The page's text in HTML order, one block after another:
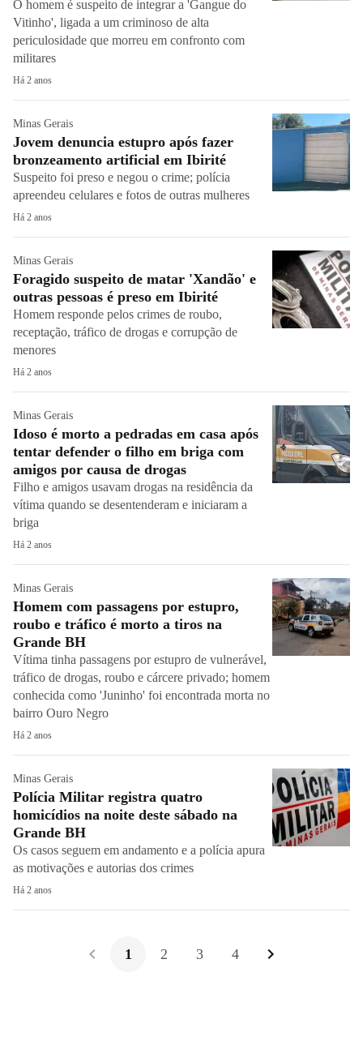
O homem é suspeito de integrar a 'Gangue do
Vitinho', ligada a um criminoso de alta
periculosidade que morreu em confronto com
militares
Há 2 anos
Minas Gerais
Jovem denuncia estupro após fazer
bronzeamento artificial em Ibirité
Suspeito foi preso e negou o crime; polícia
apreendeu celulares e fotos de outras mulheres
Há 2 anos
Minas Gerais
Foragido suspeito de matar 'Xandão' e
outras pessoas é preso em Ibirité
Homem responde pelos crimes de roubo,
receptação, tráfico de drogas e corrupção de
menores
Há 2 anos
Minas Gerais
Idoso é morto a pedradas em casa após
tentar defender o filho em briga com
amigos por causa de drogas
Filho e amigos usavam drogas na residência da
vítima quando se desentenderam e iniciaram a
briga
Há 2 anos
Minas Gerais
Homem com passagens por estupro,
roubo e tráfico é morto a tiros na
Grande BH
Vítima tinha passagens por estupro de vulnerável,
tráfico de drogas, roubo e cárcere privado; homem
conhecida como 'Juninho' foi encontrada morta no
bairro Ouro Negro
Há 2 anos
Minas Gerais
Polícia Militar registra quatro
homicídios na noite deste sábado na
Grande BH
Os casos seguem em andamento e a polícia apura
as motivações e autorias dos crimes
Há 2 anos
1 2 3 4